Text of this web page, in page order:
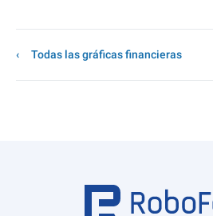
Todas las gráficas financieras